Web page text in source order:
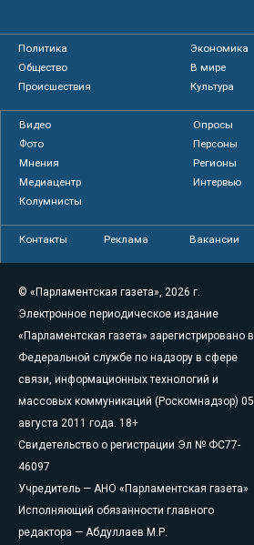
Политика
Экономика
Общество
В мире
Происшествия
Культура
Видео
Опросы
Фото
Персоны
Мнения
Регионы
Медиацентр
Интервью
Колумнисты
Контакты Реклама Вакансии
© «Парламентская газета», 2026 г.
Электронное периодическое издание
«Парламентская газета» зарегистрировано в
Федеральной службе по надзору в сфере
связи, информационных технологий и
массовых коммуникаций (Роскомнадзор) 05
августа 2011 года. 18+
Свидетельство о регистрации Эл № ФС77-
46097
Учредитель — АНО «Парламентская газета»
Исполняющий обязанности главного
редактора — Абдуллаев М.Р.